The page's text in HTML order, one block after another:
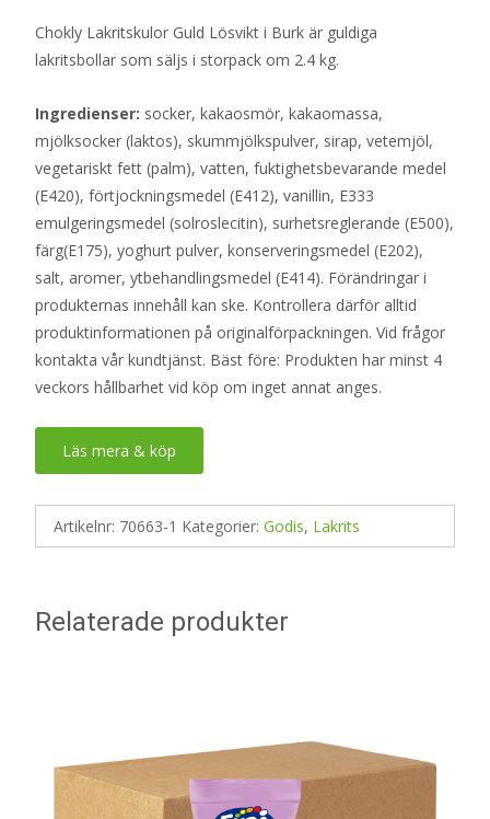
Chokly Lakritskulor Guld Lösvikt i Burk är guldiga
lakritsbollar som säljs i storpack om 2.4 kg.
Ingredienser: socker, kakaosmör, kakaomassa,
mjölksocker (laktos), skummjölkspulver, sirap, vetemjöl,
vegetariskt fett (palm), vatten, fuktighetsbevarande medel
(E420), förtjockningsmedel (E412), vanillin, E333
emulgeringsmedel (solroslecitin), surhetsreglerande (E500),
färg(E175), yoghurt pulver, konserveringsmedel (E202),
salt, aromer, ytbehandlingsmedel (E414). Förändringar i
produkternas innehåll kan ske. Kontrollera därför alltid
produktinformationen på originalförpackningen. Vid frågor
kontakta vår kundtjänst. Bäst före: Produkten har minst 4
veckors hållbarhet vid köp om inget annat anges.
Läs mera & köp
Artikelnr: 70663-1 Kategorier: Godis, Lakrits
Relaterade produkter